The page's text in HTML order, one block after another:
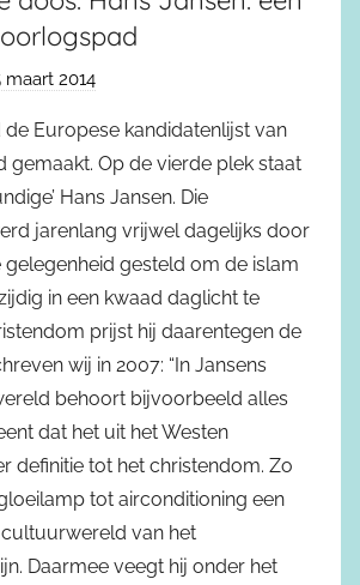
maart 2014
Europese kandidatenlijst van
gemaakt. Op de vierde plek staat
Hans Jansen. Die
jarenlang vrijwel dagelijks door
gelegenheid gesteld om de islam
in een kwaad daglicht te
prijst hij daarentegen de
wij in 2007: “In Jansens
behoort bijvoorbeeld alles
dat het uit het Westen
definitie tot het christendom. Zo
tot airconditioning een
van het
Daarmee veegt hij onder het